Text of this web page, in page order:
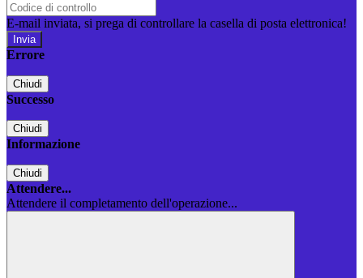
E-mail inviata, si prega di controllare la casella di posta elettronica!
Errore
Chiudi
Successo
Chiudi
Informazione
Chiudi
Attendere...
Attendere il completamento dell'operazione...